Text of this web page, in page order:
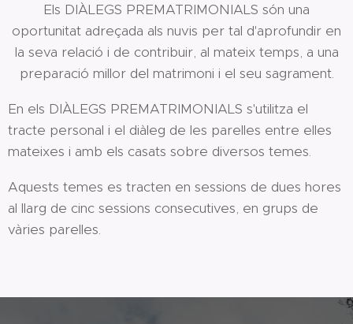
Els DIÀLEGS PREMATRIMONIALS són una
oportunitat adreçada als nuvis per tal d'aprofundir en
la seva relació i de contribuir, al mateix temps, a una
preparació millor del matrimoni i el seu sagrament.
En els DIÀLEGS PREMATRIMONIALS s'utilitza el
tracte personal i el diàleg de les parelles entre elles
mateixes i amb els casats sobre diversos temes.
Aquests temes es tracten en sessions de dues hores
al llarg de cinc sessions consecutives, en grups de
vàries parelles.